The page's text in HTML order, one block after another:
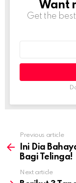
Want
Get the
more
Previous article
Ini Dia
Bagi Telinga!
Next article